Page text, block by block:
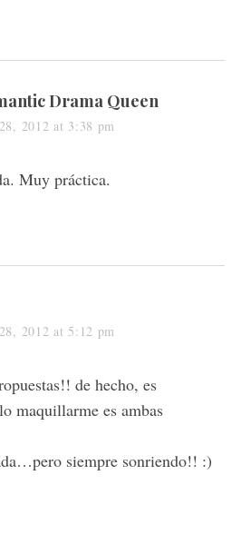
Drama Queen
2012 at 3:38 pm
Muy práctica.
2012 at 5:12 pm
de hecho, es
maquillarme es ambas
siempre sonriendo!! :)